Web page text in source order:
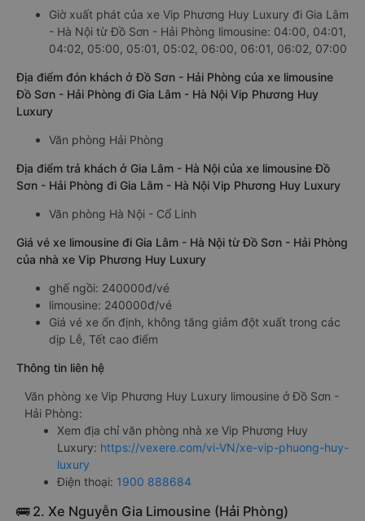
Giờ xuất phát của xe Vip Phương Huy Luxury đi Gia Lâm
- Hà Nội từ Đồ Sơn - Hải Phòng limousine: 04:00, 04:01,
04:02, 05:00, 05:01, 05:02, 06:00, 06:01, 06:02, 07:00
Địa điểm đón khách ở Đồ Sơn - Hải Phòng của xe limousine
Đồ Sơn - Hải Phòng đi Gia Lâm - Hà Nội Vip Phương Huy
Luxury
Văn phòng Hải Phòng
Địa điểm trả khách ở Gia Lâm - Hà Nội của xe limousine Đồ
Sơn - Hải Phòng đi Gia Lâm - Hà Nội Vip Phương Huy Luxury
Văn phòng Hà Nội - Cổ Linh
Giá vé xe limousine đi Gia Lâm - Hà Nội từ Đồ Sơn - Hải Phòng
của nhà xe Vip Phương Huy Luxury
ghế ngồi: 240000đ/vé
limousine: 240000đ/vé
Giá vé xe ổn định, không tăng giảm đột xuất trong các
dịp Lễ, Tết cao điểm
Thông tin liên hệ
Văn phòng xe Vip Phương Huy Luxury limousine ở Đồ Sơn -
Hải Phòng:
Xem địa chỉ văn phòng nhà xe Vip Phương Huy
Luxury: https://vexere.com/vi-VN/xe-vip-phuong-huy-
luxury
Điện thoại: 1900 888684
🚌 2. Xe Nguyễn Gia Limousine (Hải Phòng)